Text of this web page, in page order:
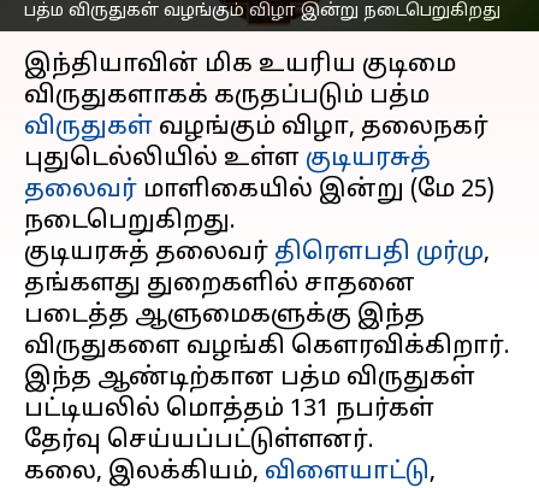
பத்ம விருதுகள் வழங்கும் விழா இன்று நடைபெறுகிறது
செய்தி முன்னோட்டம்
இந்தியாவின் மிக உயரிய குடிமை
விருதுகளாகக் கருதப்படும் பத்ம
விருதுகள் வழங்கும் விழா, தலைநகர்
புதுடெல்லியில் உள்ள குடியரசுத்
தலைவர் மாளிகையில் இன்று (மே 25)
நடைபெறுகிறது.
குடியரசுத் தலைவர் திரௌபதி முர்மு,
தங்களது துறைகளில் சாதனை
படைத்த ஆளுமைகளுக்கு இந்த
விருதுகளை வழங்கி கௌரவிக்கிறார்.
இந்த ஆண்டிற்கான பத்ம விருதுகள்
பட்டியலில் மொத்தம் 131 நபர்கள்
தேர்வு செய்யப்பட்டுள்ளனர்.
கலை, இலக்கியம், விளையாட்டு,